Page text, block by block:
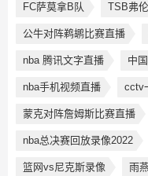
FC萨莫拿B队 TSB弗
公牛对阵鹈鹕比赛直播
nba 腾讯文字直播 中
nba手机视频直播 cctv
蒙克对阵詹姆斯比赛直播
nba总决赛回放录像2022
篮网vs尼克斯录像 雨